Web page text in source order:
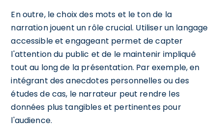
En outre, le choix des mots et le ton de la
narration jouent un rôle crucial. Utiliser un langage
accessible et engageant permet de capter
l'attention du public et de le maintenir impliqué
tout au long de la présentation. Par exemple, en
intégrant des anecdotes personnelles ou des
études de cas, le narrateur peut rendre les
données plus tangibles et pertinentes pour
l'audience.